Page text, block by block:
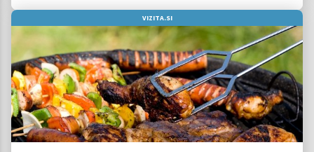
VIZITA.SI